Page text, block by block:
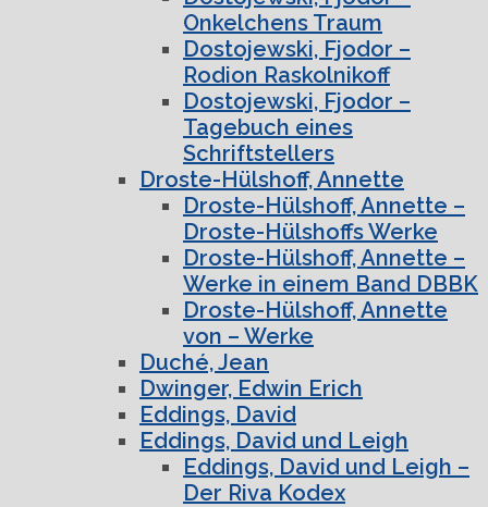
Onkelchens Traum
Dostojewski, Fjodor –
Rodion Raskolnikoff
Dostojewski, Fjodor –
Tagebuch eines
Schriftstellers
Droste-Hülshoff, Annette
Droste-Hülshoff, Annette –
Droste-Hülshoffs Werke
Droste-Hülshoff, Annette –
Werke in einem Band DBBK
Droste-Hülshoff, Annette
von – Werke
Duché, Jean
Dwinger, Edwin Erich
Eddings, David
Eddings, David und Leigh
Eddings, David und Leigh –
Der Riva Kodex